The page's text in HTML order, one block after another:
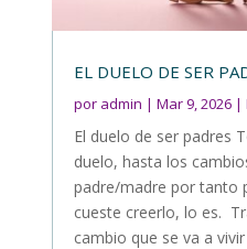
EL DUELO DE SER
por admin | Mar 9, 2026 |
El duelo de ser padres
duelo, hasta los
padre/madre por tanto
cueste creerlo, lo es.
cambio que se va a